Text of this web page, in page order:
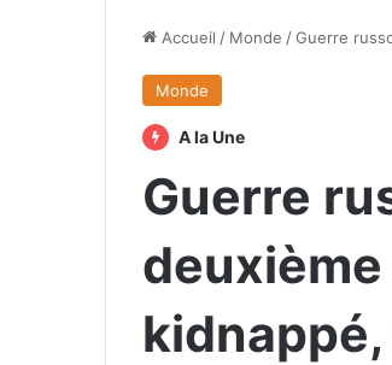
Accueil / Monde /Guerre
Monde
A la Une
Guerre